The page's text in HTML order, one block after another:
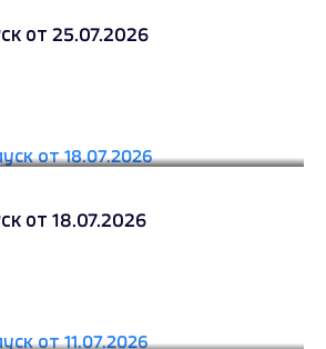
от 25.07.2026
от 18.07.2026